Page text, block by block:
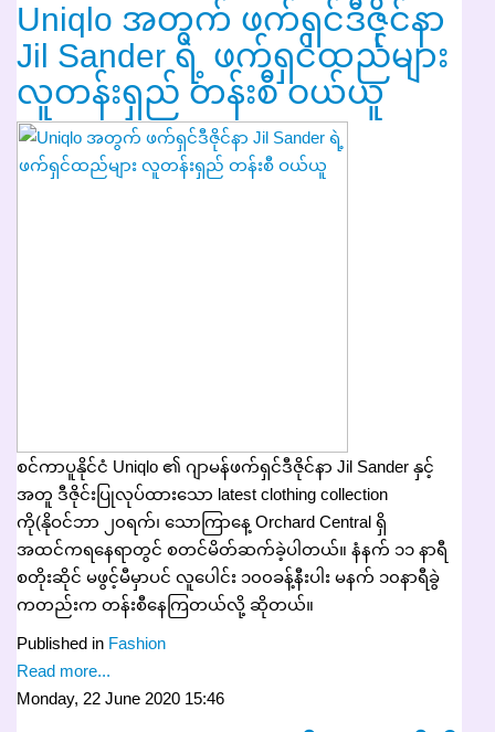
Uniqlo အတွက် ဖက်ရှင်ဒီဇိုင်နာ
Jil Sander ရဲ့ ဖက်ရှင်ထည်များ
လူတန်းရှည် တန်းစီ ဝယ်ယူ
စင်ကာပူနိုင်ငံ Uniqlo ၏ ဂျာမန်ဖက်ရှင်ဒီဇိုင်နာ Jil Sander နှင့်
အတူ ဒီဇိုင်းပြုလုပ်ထားသော latest clothing collection
ကို(နိုဝင်ဘာ ၂၀ရက်၊ သောကြာနေ့ Orchard Central ရှိ
အထင်ကရနေရာတွင် စတင်မိတ်ဆက်ခဲ့ပါတယ်။ နံနက် ၁၁ နာရီ
စတိုးဆိုင် မဖွင့်မီမှာပင် လူပေါင်း ၁၀၀ခန့်နီးပါး မနက် ၁၀နာရီခွဲ
ကတည်းက တန်းစီနေကြတယ်လို့ ဆိုတယ်။
Published in Fashion
Read more...
Monday, 22 June 2020 15:46